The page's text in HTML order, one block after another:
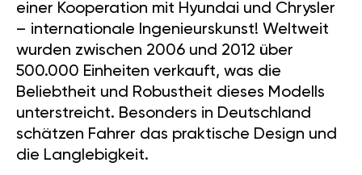
einer Kooperation mit Hyundai und Chrysler
– internationale Ingenieurskunst! Weltweit
wurden zwischen 2006 und 2012 über
500.000 Einheiten verkauft, was die
Beliebtheit und Robustheit dieses Modells
unterstreicht. Besonders in Deutschland
schätzen Fahrer das praktische Design und
die Langlebigkeit.